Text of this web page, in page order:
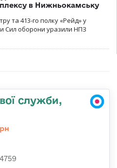
в Нижньокамську
та 413-го полку «Рейд» у
Сил оборони уразили НПЗ
служби,